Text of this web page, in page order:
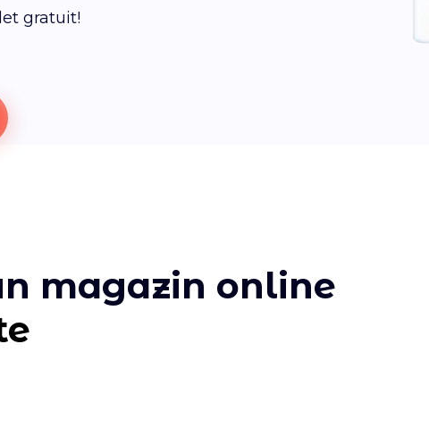
gratuit!
magazin online